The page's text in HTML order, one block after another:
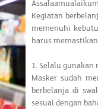
Kegiatan
memenuhi
harus
1. Selalu gunakan
Masker sudah
berbelanja di
sesuai dengan